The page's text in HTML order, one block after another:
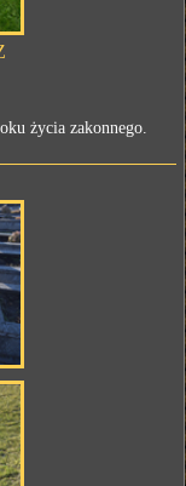
życia zakonnego.